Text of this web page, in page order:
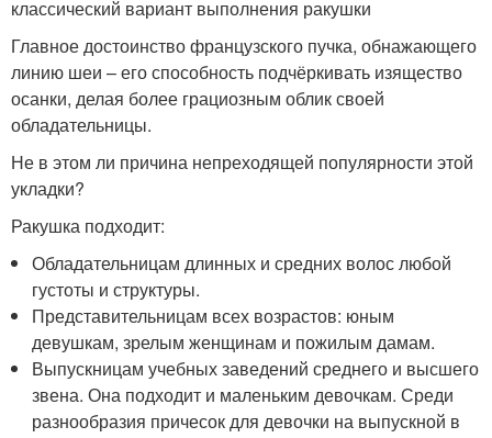
классический вариант выполнения ракушки
Главное достоинство французского пучка, обнажающего
линию шеи – его способность подчёркивать изящество
осанки, делая более грациозным облик своей
обладательницы.
Не в этом ли причина непреходящей популярности этой
укладки?
Ракушка подходит:
Обладательницам длинных и средних волос любой
густоты и структуры.
Представительницам всех возрастов: юным
девушкам, зрелым женщинам и пожилым дамам.
Выпускницам учебных заведений среднего и высшего
звена. Она подходит и маленьким девочкам. Среди
разнообразия причесок для девочки на выпускной в